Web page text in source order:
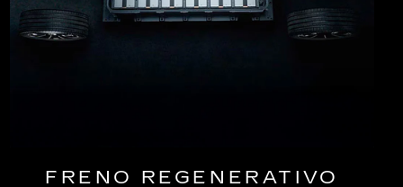
FRENO REGENERATIVO